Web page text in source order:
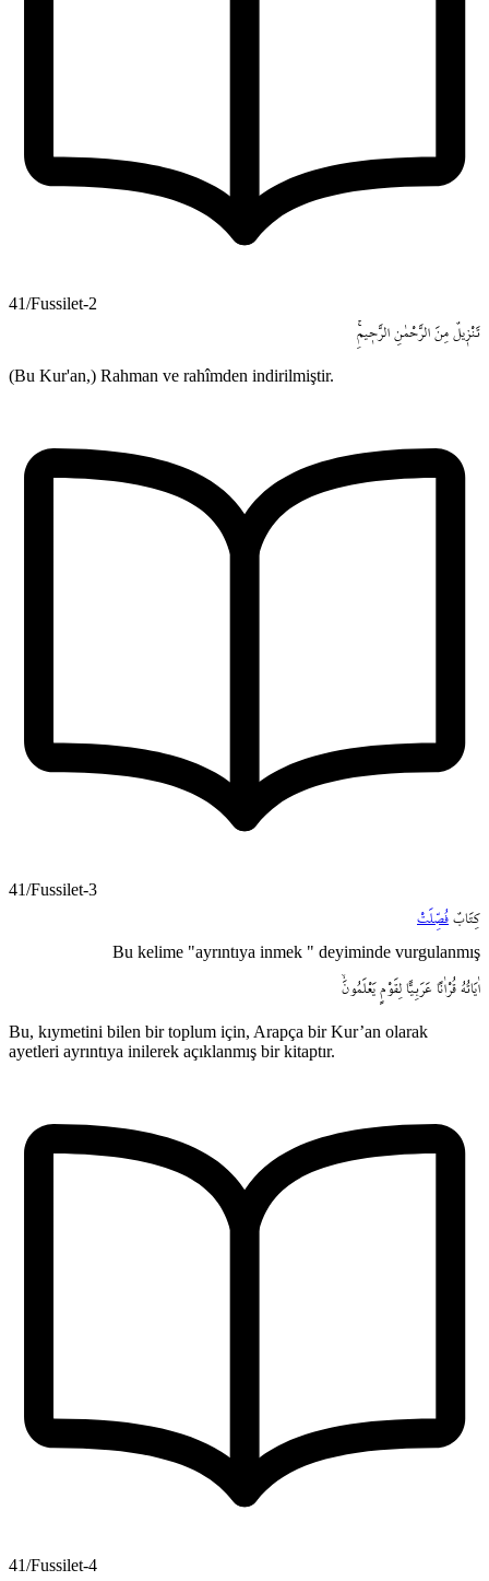
41/Fussilet-2
تَنْز۪يلٌ مِنَ الرَّحْمٰنِ الرَّح۪يمِۚ
(Bu Kur'an,) Rahman ve rahîmden indirilmiştir.
41/Fussilet-3
كِتَابٌ فُصِّلَتْ
Bu kelime "ayrıntıya inmek " deyiminde vurgulanmış
اٰيَاتُهُ قُرْاٰناً عَرَبِياًّ لِقَوْمٍ يَعْلَمُونَۙ
Bu, kıymetini bilen bir toplum için, Arapça bir Kur’an olarak
ayetleri ayrıntıya inilerek açıklanmış bir kitaptır.
41/Fussilet-4